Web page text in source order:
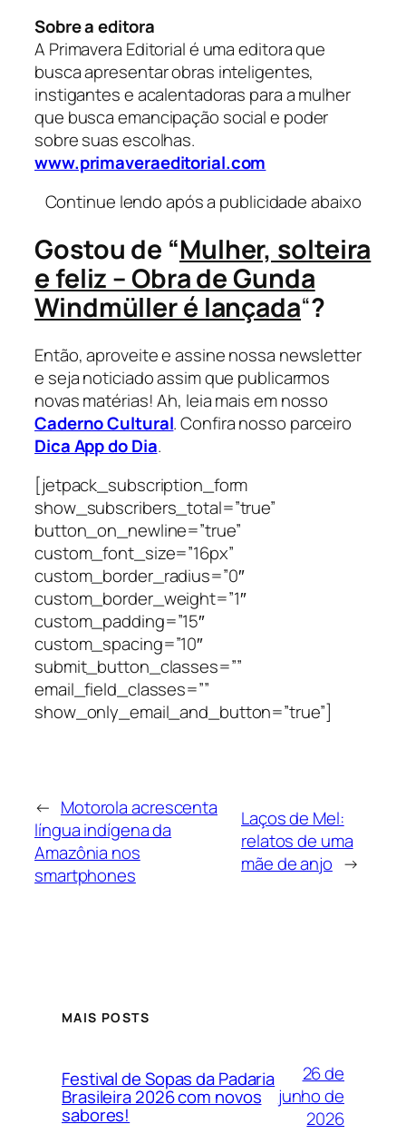
Sobre a editora
A Primavera Editorial é uma editora que
busca apresentar obras inteligentes,
instigantes e acalentadoras para a mulher
que busca emancipação social e poder
sobre suas escolhas.
www.primaveraeditorial.com
Continue lendo após a publicidade abaixo
Gostou de “Mulher, solteira
e feliz – Obra de Gunda
Windmüller é lançada“?
Então, aproveite e assine nossa newsletter
e seja noticiado assim que publicarmos
novas matérias! Ah, leia mais em nosso
Caderno Cultural. Confira nosso parceiro
Dica App do Dia.
[jetpack_subscription_form
show_subscribers_total=”true”
button_on_newline=”true”
custom_font_size=”16px”
custom_border_radius=”0″
custom_border_weight=”1″
custom_padding=”15″
custom_spacing=”10″
submit_button_classes=””
email_field_classes=””
show_only_email_and_button=”true”]
← Motorola acrescenta
língua indígena da
Amazônia nos
smartphones
Laços de Mel:
relatos de uma
mãe de anjo →
MAIS POSTS
Festival de Sopas da Padaria
Brasileira 2026 com novos
sabores!
26 de
junho de
2026